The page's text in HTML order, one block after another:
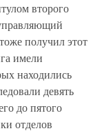
второго
получил этот
имели
находились
девять
до пятого
отделов